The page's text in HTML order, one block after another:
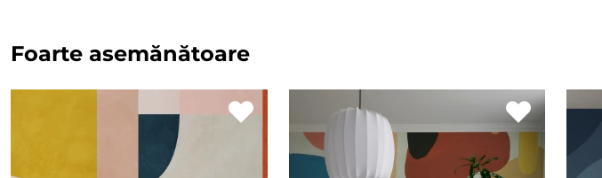
Foarte asemănătoare